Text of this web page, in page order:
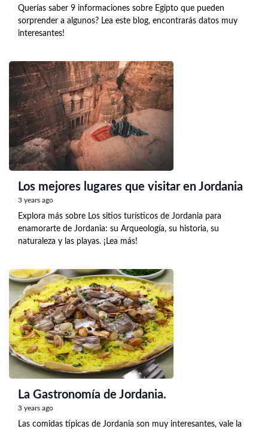
Querías saber 9 informaciones sobre Egipto que pueden
sorprender a algunos? Lea este blog, encontrarás datos muy
interesantes!
Los mejores lugares que visitar en Jordania
3 years ago
Explora más sobre Los sitios turísticos de Jordania para
enamorarte de Jordania: su Arqueología, su historia, su
naturaleza y las playas. ¡Lea más!
La Gastronomía de Jordania.
3 years ago
Las comidas típicas de Jordania son muy interesantes, vale la